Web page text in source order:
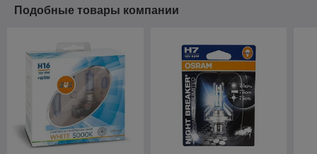
Подобные товары компании